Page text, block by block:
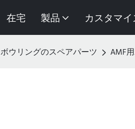
在宅 製品 カスタマ
ボウリングのスペアパーツ AMF